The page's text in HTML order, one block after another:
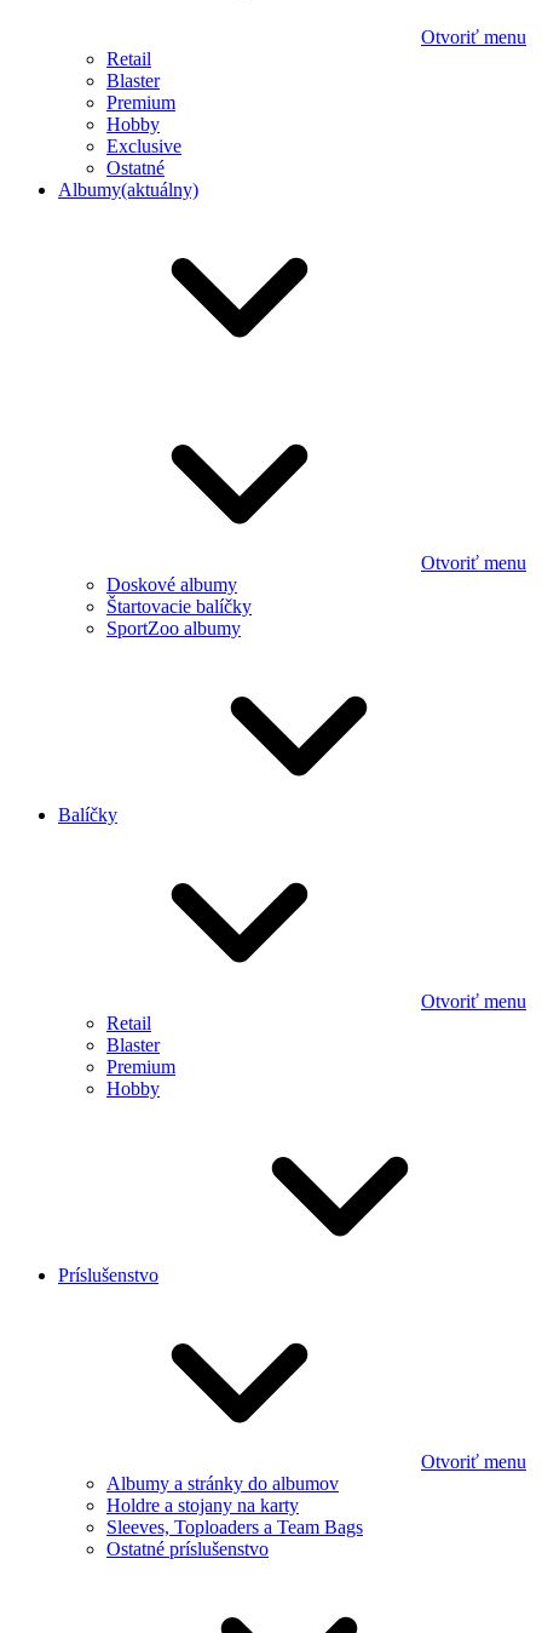
Otvoriť menu
Retail
Blaster
Premium
Hobby
Exclusive
Ostatné
Albumy(aktuálny)
Otvoriť menu
Doskové albumy
Štartovacie balíčky
SportZoo albumy
Balíčky
Otvoriť menu
Retail
Blaster
Premium
Hobby
Príslušenstvo
Otvoriť menu
Albumy a stránky do albumov
Holdre a stojany na karty
Sleeves, Toploaders a Team Bags
Ostatné príslušenstvo